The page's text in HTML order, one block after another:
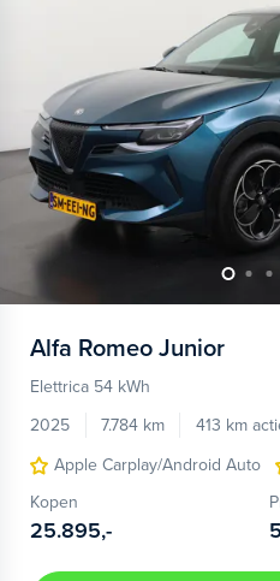
Alfa Romeo Junior
Elettrica 54 kWh
2025
7.784 km 413 km
Apple Carplay/Android Auto
Kopen
25.895,-